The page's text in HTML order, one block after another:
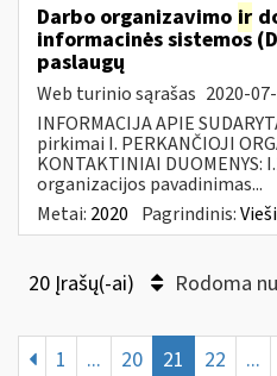
Darbo organizavimo ir
informacinės sistemos
paslaugų
Web turinio sąrašas 2020-
INFORMACIJA APIE
pirkimai I. PERKANČIOJI
KONTAKTINIAI DUOMENYS:
organizacijos pavadinimas...
Metai: 2020 Pagrindinis:
20 Įrašų(-ai) Rodoma
1 ... 20 21 22 ...